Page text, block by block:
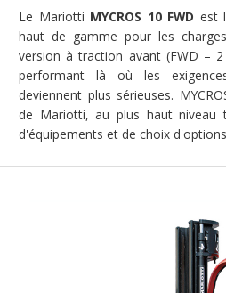
Le Mariotti MYCROS 10 FWD est
haut de gamme pour les
version à traction avant (FWD –
performant là où les
deviennent plus sérieuses.
de Mariotti, au plus haut niveau
d'équipements et de choix